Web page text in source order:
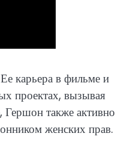
карьера в фильме и
проектах, вызывая
Гершон также активно
женских прав.